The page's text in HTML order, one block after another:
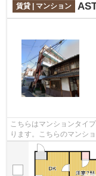
賃貸 | マンション
こちらはマンションタイ
ります。こちらのマンシ
1分で駅にアクセスできる